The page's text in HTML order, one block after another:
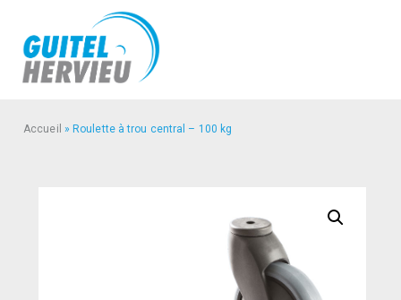
Accueil » Roulette à trou central – 100 kg